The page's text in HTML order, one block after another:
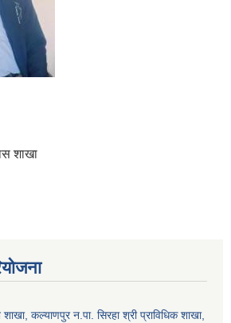
शाखा
कल्याणपुर न.पा. सिरहा श्री प्राविधिक शाखा,